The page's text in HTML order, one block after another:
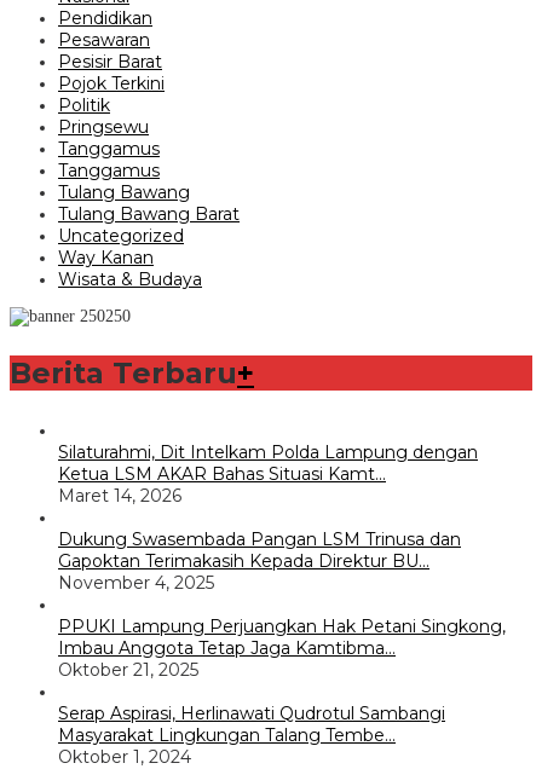
Pendidikan
Pesawaran
Pesisir Barat
Pojok Terkini
Politik
Pringsewu
Tanggamus
Tanggamus
Tulang Bawang
Tulang Bawang Barat
Uncategorized
Way Kanan
Wisata & Budaya
Berita Terbaru+
Silaturahmi, Dit Intelkam Polda Lampung dengan
Ketua LSM AKAR Bahas Situasi Kamt…
Maret 14, 2026
Dukung Swasembada Pangan LSM Trinusa dan
Gapoktan Terimakasih Kepada Direktur BU…
November 4, 2025
PPUKI Lampung Perjuangkan Hak Petani Singkong,
Imbau Anggota Tetap Jaga Kamtibma…
Oktober 21, 2025
Serap Aspirasi, Herlinawati Qudrotul Sambangi
Masyarakat Lingkungan Talang Tembe…
Oktober 1, 2024